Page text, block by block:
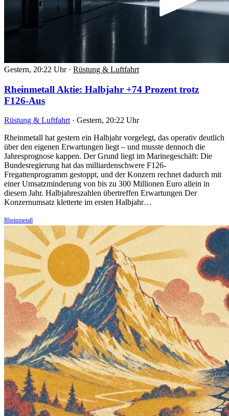
Gestern, 20:22 Uhr · Rüstung & Luftfahrt
Rheinmetall Aktie: Halbjahr +74 Prozent trotz
F126-Aus
Rüstung & Luftfahrt · Gestern, 20:22 Uhr
Rheinmetall hat gestern ein Halbjahr vorgelegt, das operativ deutlich
über den eigenen Erwartungen liegt – und musste dennoch die
Jahresprognose kappen. Der Grund liegt im Marinegeschäft: Die
Bundesregierung hat das milliardenschwere F126-
Fregattenprogramm gestoppt, und der Konzern rechnet dadurch mit
einer Umsatzminderung von bis zu 300 Millionen Euro allein in
diesem Jahr. Halbjahreszahlen übertreffen Erwartungen Der
Konzernumsatz kletterte im ersten Halbjahr…
Rheinmetall